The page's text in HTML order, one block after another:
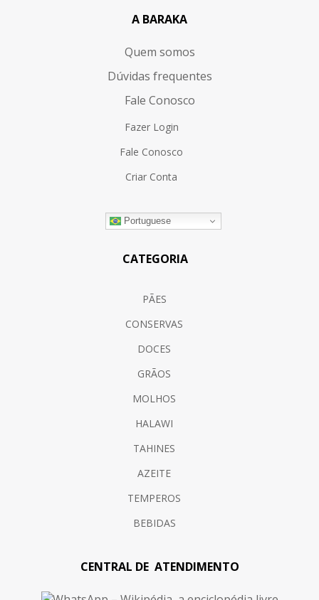
A BARAKA
Quem somos
Dúvidas frequentes
Fale Conosco
Fazer Login
Fale Conosco
Criar Conta
Portuguese
CATEGORIA
PÃES
CONSERVAS
DOCES
GRÃOS
MOLHOS
HALAWI
TAHINES
AZEITE
TEMPEROS
BEBIDAS
CENTRAL DE ATENDIMENTO